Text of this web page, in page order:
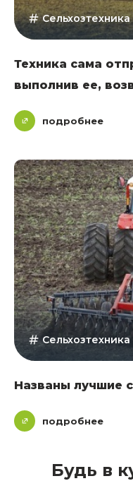
Сельхозтехника
Техника сама
выполнив ее,
подробнее
Сельхозтехника
Названы лучшие
подробнее
Будь в